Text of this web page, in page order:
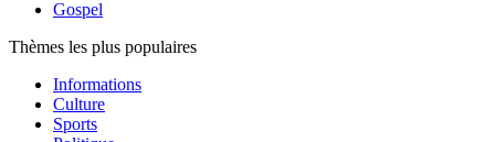
Gospel
Thèmes les plus populaires
Informations
Culture
Sports